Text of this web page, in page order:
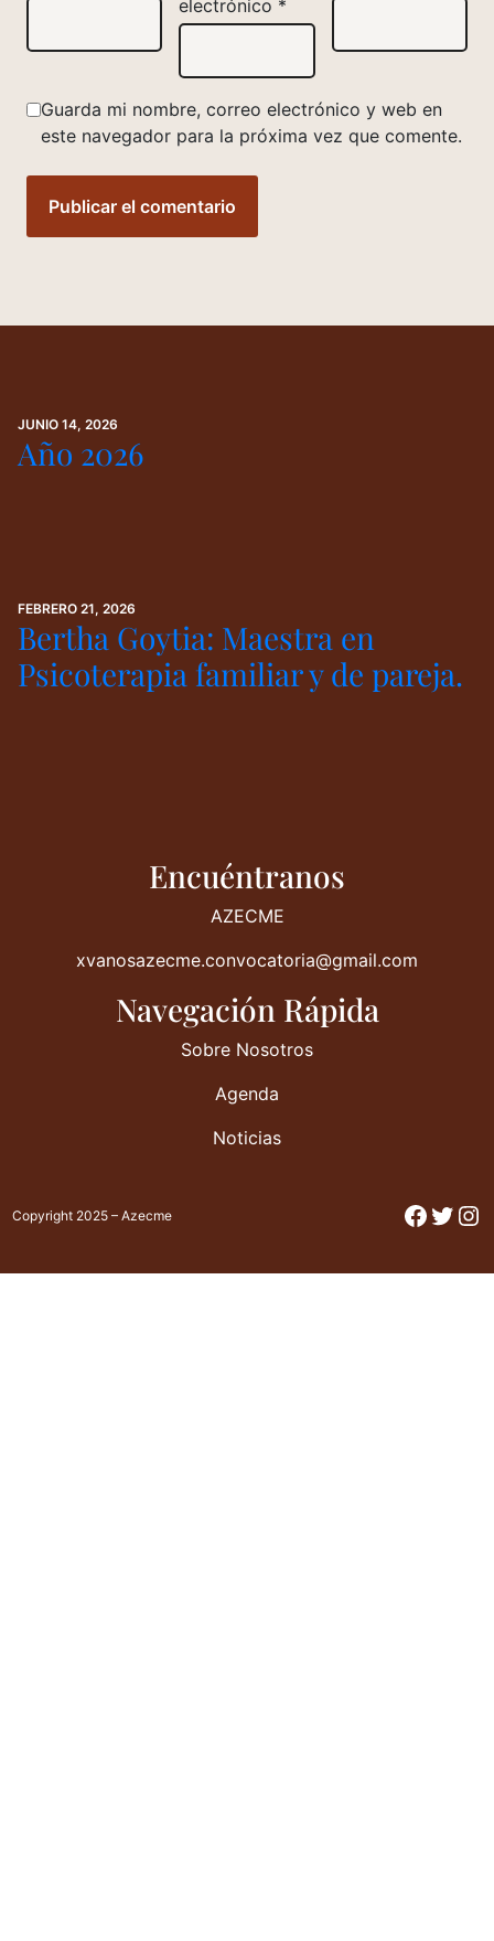
electrónico *
Guarda mi nombre, correo electrónico y web en
este navegador para la próxima vez que comente.
JUNIO 14, 2026
Año 2026
FEBRERO 21, 2026
Bertha Goytia: Maestra en
Psicoterapia familiar y de pareja.
Encuéntranos
AZECME
xvanosazecme.convocatoria@gmail.com
Navegación Rápida
Sobre Nosotros
Agenda
Noticias
Copyright 2025 – Azecme